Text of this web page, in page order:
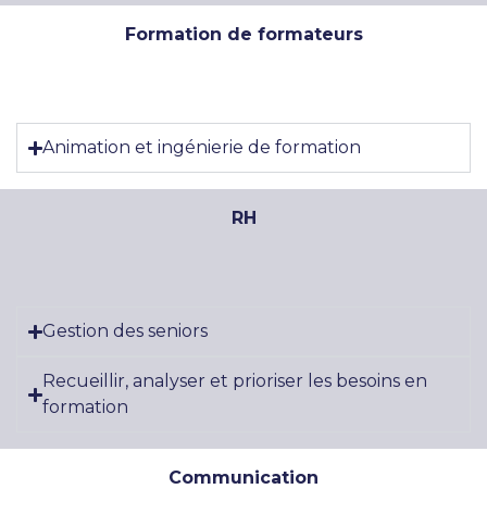
Formation de formateurs
Animation et ingénierie de formation
RH
Gestion des seniors
Recueillir, analyser et prioriser les besoins en
formation
Communication